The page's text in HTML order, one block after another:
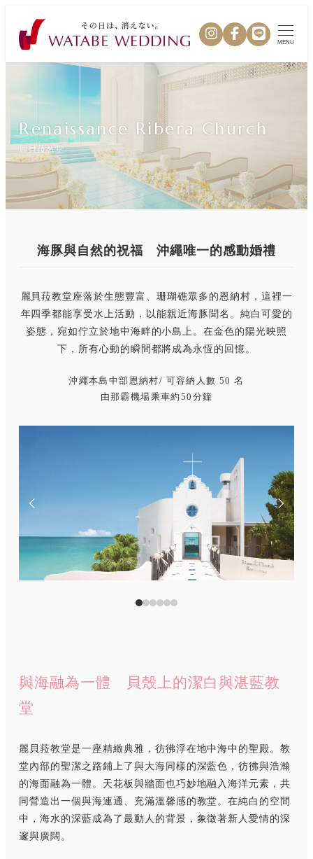
MENU
Renaissance Ribera Church
麗貝菈教堂
海豚與自然的祝福 沖繩唯一的感動婚禮
麗貝菈教堂座落於生態豐富、珊瑚礁眾多的恩納村，這裡一
年四季都能享受水上活動，以能親近海豚聞名。純白可愛的
姿態，宛如佇立於地中海畔的小島上。在金色的陽光映照
下，所有心動的瞬間都將成為永恆的回憶。
沖繩本島中部恩納村/ 可容納人數 50 名
由那霸機場乘車約50分鐘
與海融為一體 貝殼上的潔白與湛藍教
堂
麗貝菈教堂是一座精緻典雅，彷彿浮在地中海中的聖殿。教
堂內部的聖潔之路鋪上了與大海同樣的深藍色，彷彿與浩瀚
的海面融為一體。天花板與牆面也巧妙地融入海洋元素，共
同營造出一個與海連通、充滿溫馨感的教堂。在純白的空間
中，海水的深藍成為了最動人的背景，象徵著新人愛情的深
邃與廣闊。